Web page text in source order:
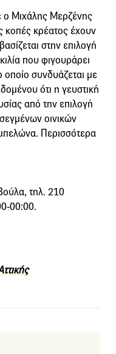
ο Μιχάλης Μερζένης
κοπές κρέατος έχουν
στην επιλογή
που φιγουράρει
οποίο συνδυάζεται με
ότι η γευστική
από την επιλογή
οινικών
Περισσότερα
τηλ. 210
00:00.